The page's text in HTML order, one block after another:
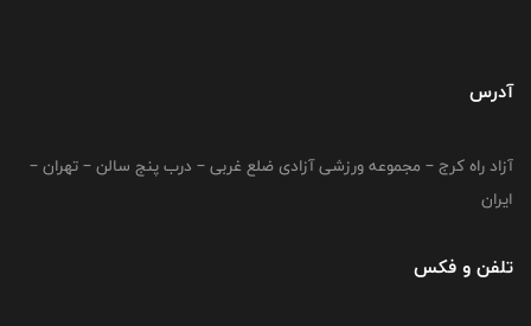
آدرس
آزاد راه کرج – مجموعه ورزشی آزادی ضلع غربی – درب پنج سالن – تهران –
ایران
تلفن و فکس